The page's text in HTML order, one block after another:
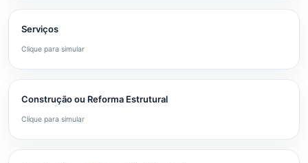
Serviços
Clique para simular
Construção ou Reforma Estrutural
Clique para simular